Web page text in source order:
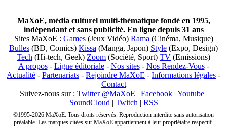
MaXoE, média culturel multi-thématique fondé en 1995,
indépendant et sans publicité. En ligne depuis 31 ans
Sites MaXoE : Games(Jeux Vidéo) Rama (Cinéma, Musique)
Bulles (BD, Comics) Kissa (Manga, Japon) Style (Expo, Design)
Tech (Hi-tech, Geek) Zoom (Société, Sport) TV (Emissions)
A propos- Ligne éditoriale- Nos sites- Nos Rendez-Vous-
Actualité - Partenariats - Rejoindre MaXoE - Informations légales -
Contact
Suivez-nous sur : Twitter @MaXoE | Facebook| Youtube|
SoundCloud | Twitch | RSS
©1995-2026 MaXoE. Tous droits réservés. Reproduction interdite sans autorisation
préalable. Les marques citées sur MaXoE appartiennent à leur propriétaire respectif.